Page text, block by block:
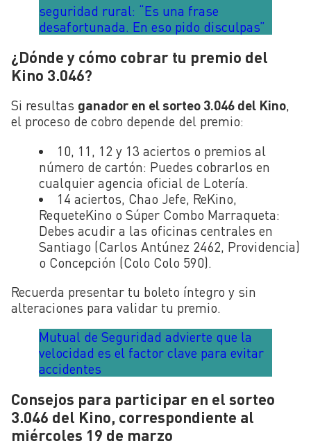
seguridad rural: “Es una frase
desafortunada. En eso pido disculpas”
¿Dónde y cómo cobrar tu premio del
Kino 3.046?
Si resultas ganador en el sorteo 3.046 del Kino,
el proceso de cobro depende del premio:
10, 11, 12 y 13 aciertos o premios al
número de cartón: Puedes cobrarlos en
cualquier agencia oficial de Lotería.
14 aciertos, Chao Jefe, ReKino,
RequeteKino o Súper Combo Marraqueta:
Debes acudir a las oficinas centrales en
Santiago (Carlos Antúnez 2462, Providencia)
o Concepción (Colo Colo 590).
Recuerda presentar tu boleto íntegro y sin
alteraciones para validar tu premio.
Mutual de Seguridad advierte que la
velocidad es el factor clave para evitar
accidentes
Consejos para participar en el sorteo
3.046 del Kino, correspondiente al
miércoles 19 de marzo